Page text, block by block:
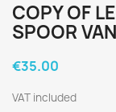
COPY OF
SPOOR
€35.00
VAT included